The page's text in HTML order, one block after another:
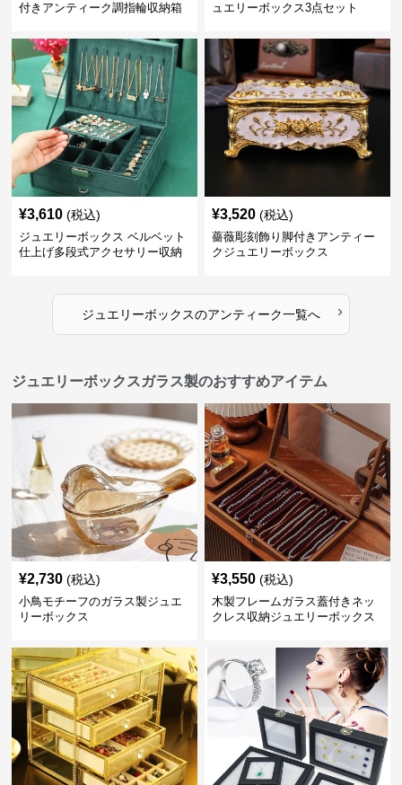
付きアンティーク調指輪収納箱
ュエリーボックス3点セット
¥3,610 (税込)
ジュエリーボックス ベルベット
仕上げ多段式アクセサリー収納
¥3,520 (税込)
薔薇彫刻飾り脚付きアンティー
クジュエリーボックス
ジュエリーボックスのアンティーク一覧へ ›
ジュエリーボックスガラス製のおすすめアイテム
¥2,730 (税込)
小鳥モチーフのガラス製ジュエ
リーボックス
¥3,550 (税込)
木製フレームガラス蓋付きネッ
クレス収納ジュエリーボックス